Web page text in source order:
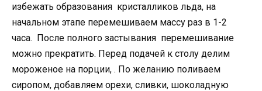
избежать образования кристалликов льда, на
начальном этапе перемешиваем массу раз в 1-2
часа. После полного застывания перемешивание
можно прекратить. Перед подачей к столу делим
мороженое на порции, . По желанию поливаем
сиропом, добавляем орехи, сливки, шоколадную